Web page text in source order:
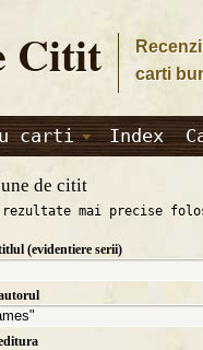
Citit
carti
carti Index
de citit
rezultate mai precise
(evidentiere serii)